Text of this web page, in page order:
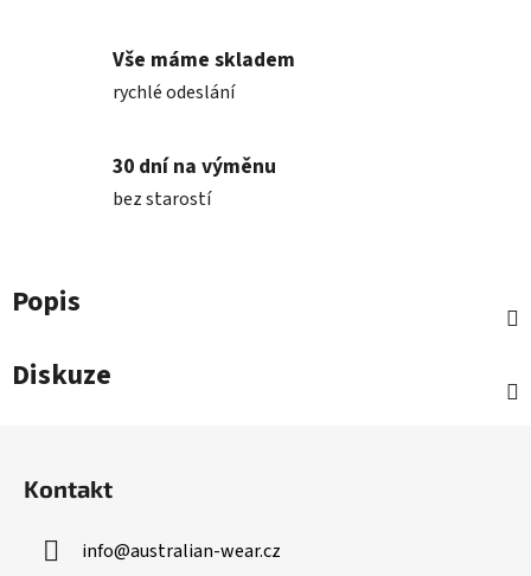
Vše máme skladem
rychlé odeslání
30 dní na výměnu
bez starostí
Popis
Diskuze
Kontakt
info@australian-wear.cz